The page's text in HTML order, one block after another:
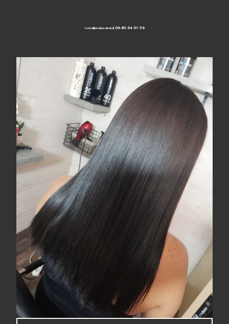
formati[email protected] 06.83.64.01.96